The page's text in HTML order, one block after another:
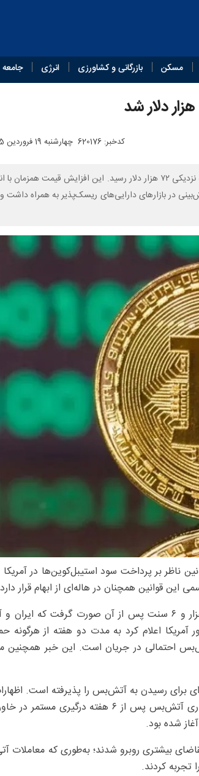
مسکن بازرگانی و کشاورزی انرژی جامعه
کدخبر: 620176 چهارشنبه 19 فروردین 1405
قیمت بیت‌کوین امروز چهارشنبه، ۲۰ فروردین، شاهد رشد قابل‌توجهی بود و به نزدیکی ۷۲ هزار دلار رسید. این افزایش قیمت
در بازارهای دارایی‌های ریسک‌پذیر به همراه داشت و
ناظر بر پرداخت سود استیبل‌کوین‌ها در آمریکا
قوانین همچنان در هاله‌ای از ابهام قرار
رشد قیمت بیت‌کوین با افزایش ۴.۷ درصدی، به ۷۱ هزار و ۸۳۵ هزار و ۶ سنت پس از آن صورت گرفت که
اعلام کرد به مدت دو هفته از هرگونه
احتمالی در جریان است. این خبر
نیز تایید کردند که آمریکا چارچوب پیشنهادی ۱۰ ماده‌ای برای رسیدن به آتش‌بس را پذیرفته است.
سه‌شنبه مقامات آمریکا و ایران، قوی‌ترین نشانه‌ها از تمایل به برقراری آتش‌بس پس از ۶ هفته
بیشتری روبرو شدند؛ به‌طوری که معاملات
کردند.